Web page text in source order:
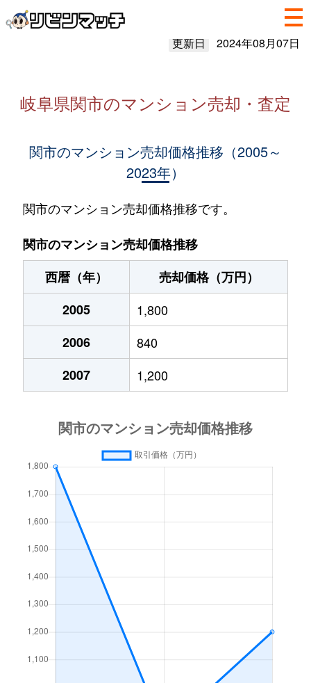
更新日 2024年08月07日
岐阜県関市のマンション売却・査定
関市のマンション売却価格推移（2005～
2023年）
関市のマンション売却価格推移です。
関市のマンション売却価格推移
西暦（年）
売却価格（万円）
2005
1,800
2006
840
2007
1,200